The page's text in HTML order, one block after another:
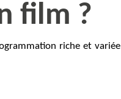
film ?
riche et variée